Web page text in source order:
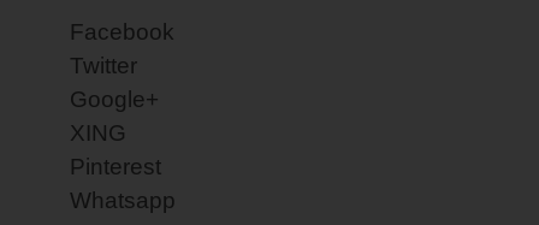
Facebook
Twitter
Google+
XING
Pinterest
Whatsapp